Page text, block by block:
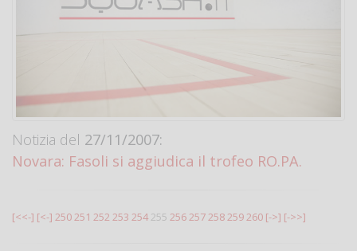
Notizia del 27/11/2007:
Novara: Fasoli si aggiudica il trofeo RO.PA.
[<<-] [<-] 250251 252 253 254 255 256257258259260 [->] [->>]